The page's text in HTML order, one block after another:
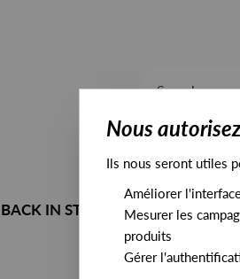
BACK IN STOCK ALL STOCK
Nous
Ils nous seront utiles
Améliorer
Mesurer les
produits
Gérer